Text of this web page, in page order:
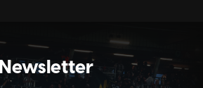
Newsletter